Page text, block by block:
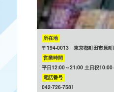
所在地
〒194-0013 東京都町田市原町
営業時間
平日12:00～21:00 土日祝
電話番号
042-726-7581